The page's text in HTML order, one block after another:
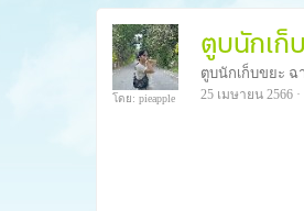
โดย: pieapple
ตูบนักเก็
ตูบนักเก็บขยะ ฉ
25 เมษายน 2566 ·